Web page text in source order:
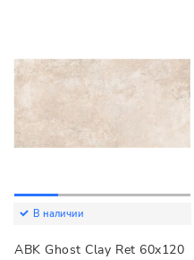
В наличии
ABK Ghost Clay Ret 60x120